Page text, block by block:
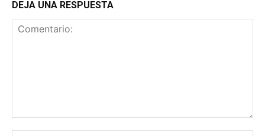
DEJA UNA RESPUESTA